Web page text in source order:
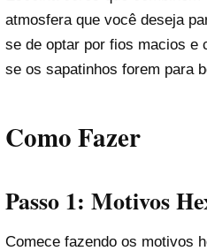
atmosfera que você deseja
se de optar por fios macios e
se os sapatinhos forem para
Como Fazer
Passo 1: Motivos
Comece fazendo os motivos